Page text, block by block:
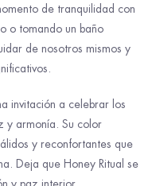
de tranquilidad con
o tomando un baño
de nosotros mismos y
invitación a celebrar los
y armonía. Su color
y reconfortantes que
Deja que Honey Ritual se